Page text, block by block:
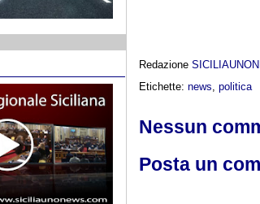
Redazione
Etichette: news politica
Nessun
Posta un